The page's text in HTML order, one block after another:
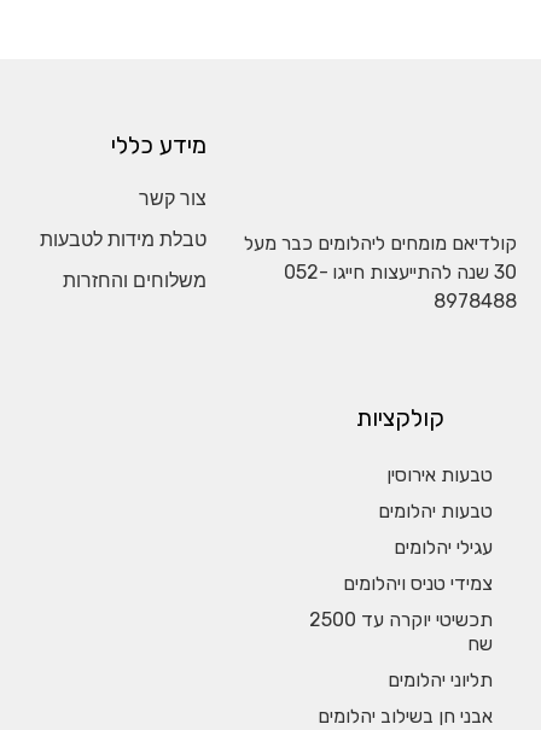
קולדיאם מומחים ליהלומים כבר מעל
30 שנה להתייעצות חייגו
052-
8978488
מידע כללי
צור קשר
טבלת מידות לטבעות
משלוחים והחזרות
קולקציות
טבעות אירוסין
טבעות יהלומים
עגילי יהלומים
צמידי טניס ויהלומים
תכשיטי יוקרה עד 2500
שח
תליוני יהלומים
אבני חן בשילוב יהלומים